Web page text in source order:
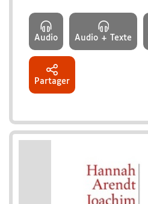
Audio Audio + Texte
Partager